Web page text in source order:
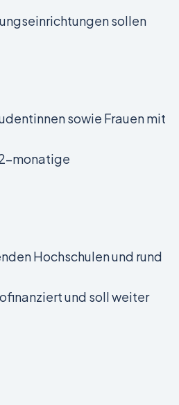
sollen
sowie Frauen mit
monatige
Hochschulen und rund
und soll weiter